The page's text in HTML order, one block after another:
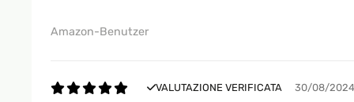
Amazon-Benutzer
VALUTAZIONE VERIFICATA 30/08/2024